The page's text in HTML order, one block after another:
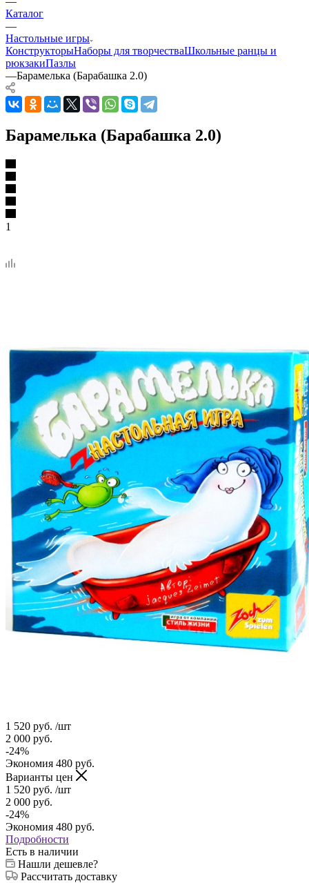
Каталог
—
Настольные игры
КонструкторыНаборы для творчестваШкольные ранцы и
рюкзакиПазлы
—Барамелька (Барабашка 2.0)
Барамелька (Барабашка 2.0)
1
1 520 руб. /шт
2 000 руб.
-24%
Экономия 480 руб.
Варианты цен
1 520 руб. /шт
2 000 руб.
-24%
Экономия 480 руб.
Подробности
Есть в наличии
Нашли дешевле?
Рассчитать доставку